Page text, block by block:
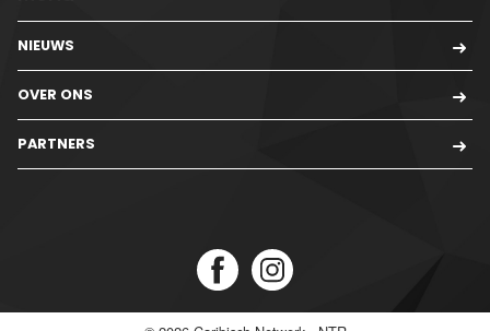
NIEUWS
OVER ONS
PARTNERS